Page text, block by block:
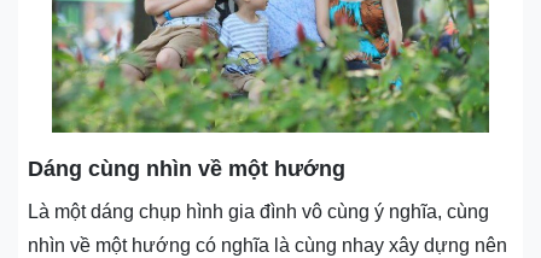
Dáng cùng nhìn về một hướng
Là một dáng chụp hình gia đình vô cùng ý nghĩa, cùng
nhìn về một hướng có nghĩa là cùng nhay xây dựng nên